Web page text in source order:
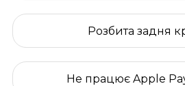
Розбита задня
Не працює Apple